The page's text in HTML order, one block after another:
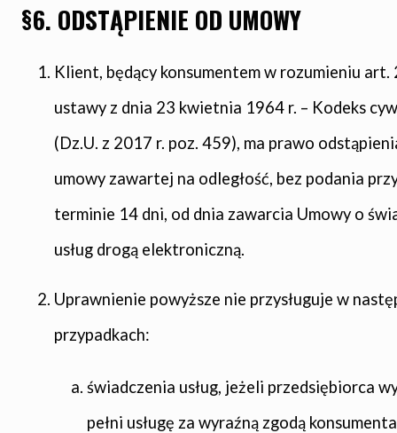
§6. ODSTĄPIENIE OD UMOWY
Klient, będący konsumentem w rozumieniu art.
ustawy z dnia 23 kwietnia 1964 r. – Kodeks
(Dz.U. z 2017 r. poz. 459), ma prawo
umowy zawartej na odległość, bez podania
terminie 14 dni, od dnia zawarcia Umowy o
usług drogą elektroniczną.
Uprawnienie powyższe nie przysługuje w
przypadkach:
świadczenia usług, jeżeli przedsiębiorca
pełni usługę za wyraźną zgodą